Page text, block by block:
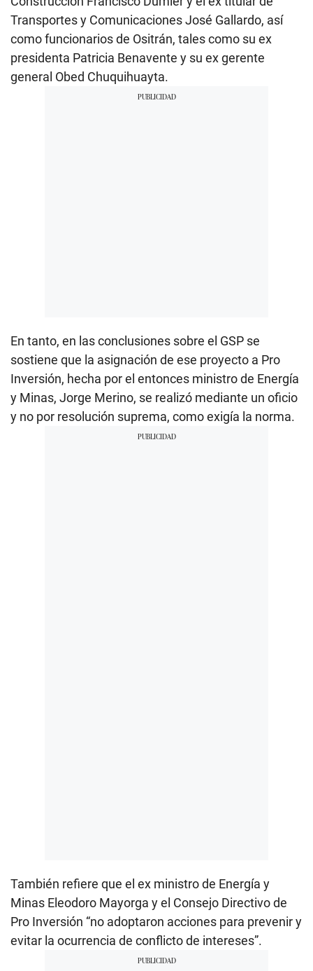
Transportes y Comunicaciones José Gallardo, así
como funcionarios de Ositrán, tales como su ex
presidenta Patricia Benavente y su ex gerente
general Obed Chuquihuayta.
En tanto, en las conclusiones sobre el GSP se
sostiene que la asignación de ese proyecto a Pro
Inversión, hecha por el entonces ministro de Energía
y Minas, Jorge Merino, se realizó mediante un oficio
y no por resolución suprema, como exigía la norma.
También refiere que el ex ministro de Energía y
Minas Eleodoro Mayorga y el Consejo Directivo de
Pro Inversión “no adoptaron acciones para prevenir y
evitar la ocurrencia de conflicto de intereses”.